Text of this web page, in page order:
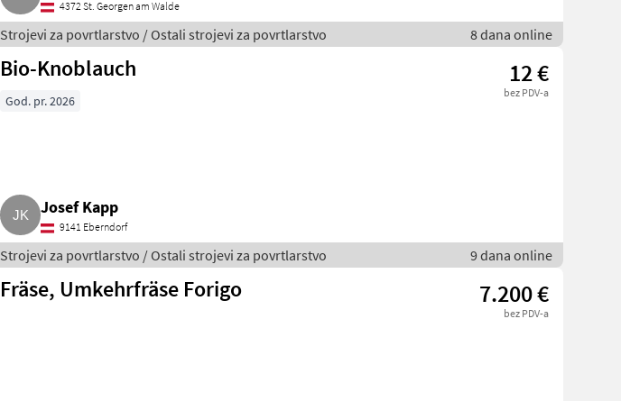
4372 St. Georgen am Walde
Strojevi za povrtlarstvo / Ostali strojevi za povrtlarstvo 8 dana online
Bio-Knoblauch 12 €
bez PDV-a
God. pr. 2026
Josef Kapp
9141 Eberndorf
Strojevi za povrtlarstvo / Ostali strojevi za povrtlarstvo 9 dana online
Fräse, Umkehrfräse Forigo 7.200 €
bez PDV-a